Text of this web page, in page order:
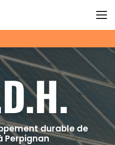
durable de
Perpignan